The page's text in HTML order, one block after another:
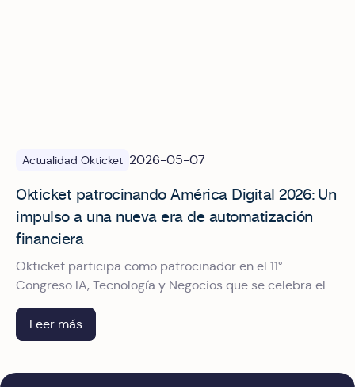
Actualidad Okticket 2026-05-07
Okticket patrocinando América Digital 2026: Un
impulso a una nueva era de automatización
financiera
Okticket participa como patrocinador en el 11°
Congreso IA, Tecnología y Negocios que se celebra el 9
y 10 de junio en el World Trade Center de CDMX. Te
contamos qué verás en nuestro stand.
Leer más